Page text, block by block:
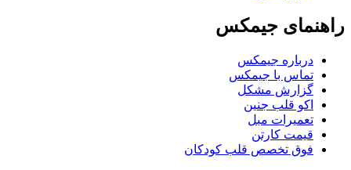
راهنمای جیمکس
درباره جیمکس
تماس با جیمکس
گزارش مشکل
اکو قلب جنین
تعمیرات مبل
قیمت کارتن
فوق تخصص قلب کودکان